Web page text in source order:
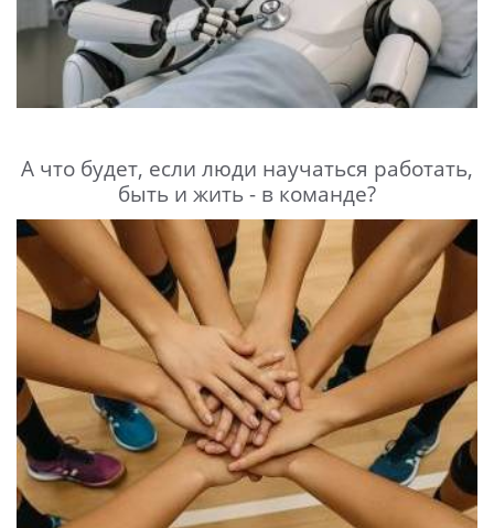
А что будет, если люди научаться работать,
быть и жить - в команде?